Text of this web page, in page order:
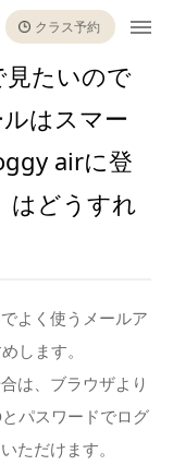
クラス予約
たいので
はスマー
airに登
はどうすれ
よく使うメールア
します。
は、ブラウザより
パスワードでログ
ただけます。